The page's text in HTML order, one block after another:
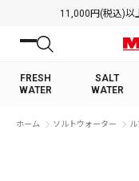
11,000円(税込)以
FRESH
WATER
SALT
WATER
ホーム ソルトウォーター